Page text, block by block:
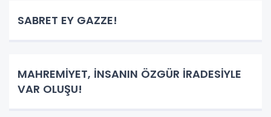
SABRET EY GAZZE!
MAHREMİYET, İNSANIN ÖZGÜR İRADESİYLE
VAR OLUŞU!